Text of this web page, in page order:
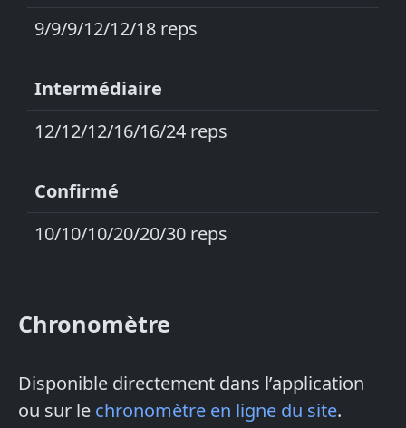
9/9/9/12/12/18 reps
Intermédiaire
12/12/12/16/16/24 reps
Confirmé
10/10/10/20/20/30 reps
Chronomètre
Disponible directement dans l’application
ou sur le chronomètre en ligne du site.